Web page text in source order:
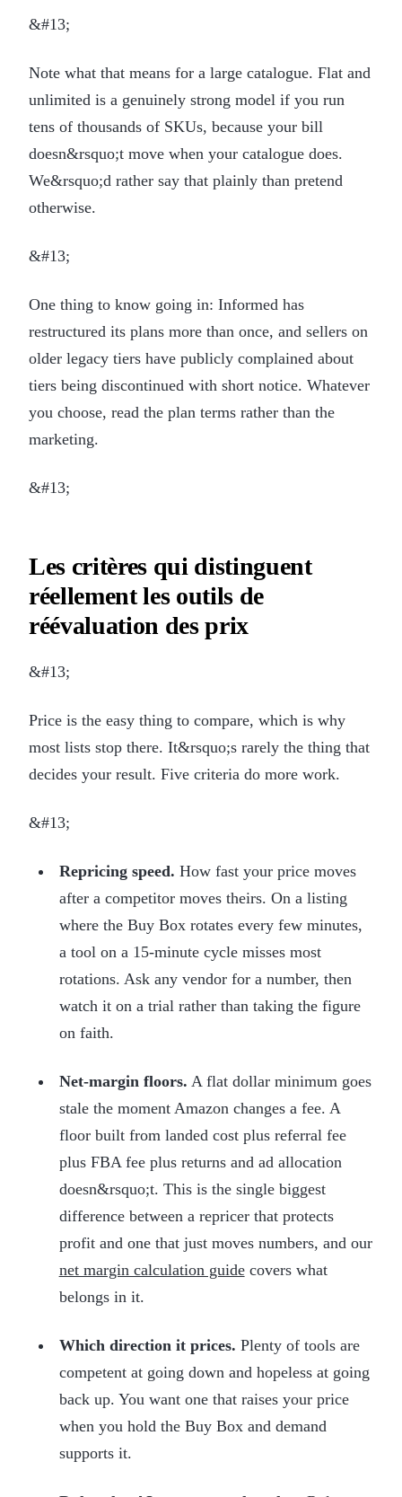
&#13;
Note what that means for a large catalogue. Flat and
unlimited is a genuinely strong model if you run
tens of thousands of SKUs, because your bill
doesn&rsquo;t move when your catalogue does.
We&rsquo;d rather say that plainly than pretend
otherwise.
&#13;
One thing to know going in: Informed has
restructured its plans more than once, and sellers on
older legacy tiers have publicly complained about
tiers being discontinued with short notice. Whatever
you choose, read the plan terms rather than the
marketing.
&#13;
Les critères qui distinguent
réellement les outils de
réévaluation des prix
&#13;
Price is the easy thing to compare, which is why
most lists stop there. It&rsquo;s rarely the thing that
decides your result. Five criteria do more work.
&#13;
Repricing speed. How fast your price moves
after a competitor moves theirs. On a listing
where the Buy Box rotates every few minutes,
a tool on a 15-minute cycle misses most
rotations. Ask any vendor for a number, then
watch it on a trial rather than taking the figure
on faith.
Net-margin floors. A flat dollar minimum goes
stale the moment Amazon changes a fee. A
floor built from landed cost plus referral fee
plus FBA fee plus returns and ad allocation
doesn&rsquo;t. This is the single biggest
difference between a repricer that protects
profit and one that just moves numbers, and our
net margin calculation guidecovers what
belongs in it.
Which direction it prices. Plenty of tools are
competent at going down and hopeless at going
back up. You want one that raises your price
when you hold the Buy Box and demand
supports it.